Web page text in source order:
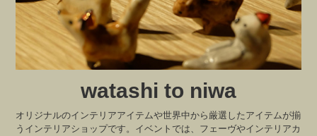
watashi to niwa
オリジナルのインテリアアイテムや世界中から厳選したアイテムが揃
うインテリアショップです。イベントでは、フェーヴやインテリアカ